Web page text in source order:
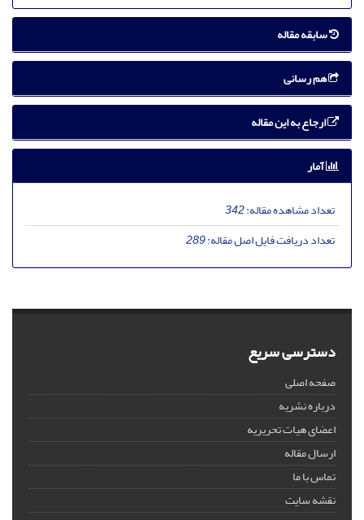
سابقه مقاله
هم رسانی
ارجاع به این مقاله
آمار
تعداد مشاهده مقاله:342
تعداد دریافت فایل اصل مقاله:289
دسترسی سریع
صفحه اصلی
درباره نشریه
اعضای هیات تحریریه
ارسال مقاله
تماس با ما
نقشه سایت